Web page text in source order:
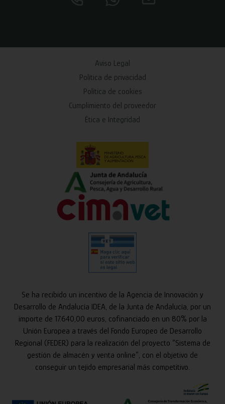
Aviso Legal
Política de privacidad
Política de cookies
Cumplimiento del proveedor
Ética e Integridad
Se ha recibido un incentivo de la Agencia de Innovación y
Desarrollo de Andalucía IDEA, de la Junta de Andalucía, por un
importe de 17.640,00 euros, cofinanciado en un 80% por la
Unión Europea a través del Fondo Europeo de Desarrollo
Regional (FEDER) para la realización del proyecto “Sistema de
gestión de almacén y venta online”, con el objetivo de
conseguir un tejido empresarial más competitivo.